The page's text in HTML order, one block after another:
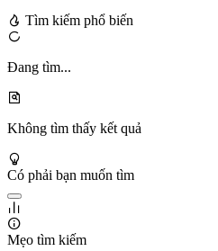
Tìm kiếm phổ biến
Đang tìm...
Không tìm thấy kết quả
Có phải bạn muốn tìm
Mẹo tìm kiếm